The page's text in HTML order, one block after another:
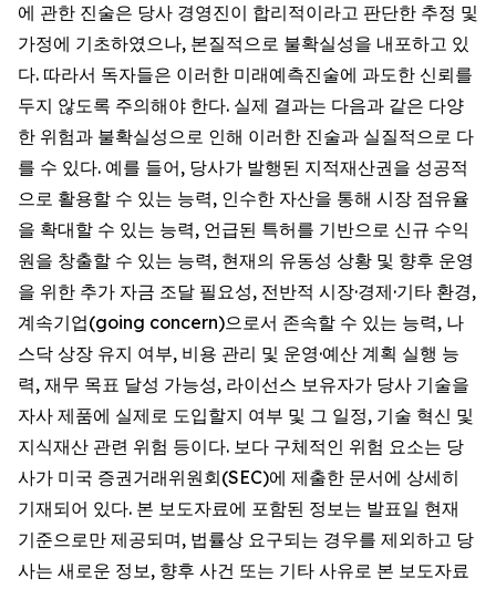
에 관한 진술은 당사 경영진이 합리적이라고 판단한 추정 및
가정에 기초하였으나, 본질적으로 불확실성을 내포하고 있
다. 따라서 독자들은 이러한 미래예측진술에 과도한 신뢰를
두지 않도록 주의해야 한다. 실제 결과는 다음과 같은 다양
한 위험과 불확실성으로 인해 이러한 진술과 실질적으로 다
를 수 있다. 예를 들어, 당사가 발행된 지적재산권을 성공적
으로 활용할 수 있는 능력, 인수한 자산을 통해 시장 점유율
을 확대할 수 있는 능력, 언급된 특허를 기반으로 신규 수익
원을 창출할 수 있는 능력, 현재의 유동성 상황 및 향후 운영
을 위한 추가 자금 조달 필요성, 전반적 시장·경제·기타 환경,
계속기업(going concern)으로서 존속할 수 있는 능력, 나
스닥 상장 유지 여부, 비용 관리 및 운영·예산 계획 실행 능
력, 재무 목표 달성 가능성, 라이선스 보유자가 당사 기술을
자사 제품에 실제로 도입할지 여부 및 그 일정, 기술 혁신 및
지식재산 관련 위험 등이다. 보다 구체적인 위험 요소는 당
사가 미국 증권거래위원회(SEC)에 제출한 문서에 상세히
기재되어 있다. 본 보도자료에 포함된 정보는 발표일 현재
기준으로만 제공되며, 법률상 요구되는 경우를 제외하고 당
사는 새로운 정보, 향후 사건 또는 기타 사유로 본 보도자료